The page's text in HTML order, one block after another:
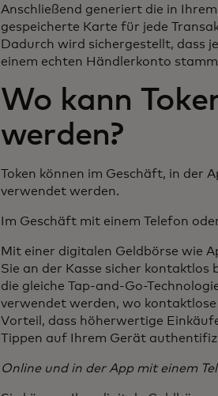
Anschließend generiert die in
gespeicherte Karte für jede
Dadurch wird sichergestellt, dass
einem echten Händlerkonto
Wo kann
werden?
Token können im Geschäft, in der
verwendet werden.
Im Geschäft mit einem Telefon
Mit einer digitalen Geldbörse wie
Sie an der Kasse sicher kontaktlos
die gleiche Tap-and-Go-
verwendet werden, wo
Vorteil, dass höherwertige
Tippen auf Ihrem Gerät
Online und in der App mit einem